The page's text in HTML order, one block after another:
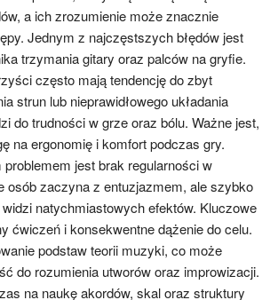
a ich zrozumienie może znacznie
Jednym z najczęstszych błędów jest
trzymania gitary oraz palców na gryfie.
często mają tendencję do zbyt
strun lub nieprawidłowego układania
do trudności w grze oraz bólu. Ważne jest,
na ergonomię i komfort podczas gry.
jest brak regularności w
osób zaczyna z entuzjazmem, ale szybko
natychmiastowych efektów. Kluczowe
ćwiczeń i konsekwentne dążenie do celu.
podstaw teorii muzyki, co może
do rozumienia utworów oraz improwizacji.
na naukę akordów, skal oraz struktury